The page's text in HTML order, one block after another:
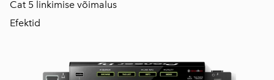
Cat 5 linkimise võimalus
Efektid